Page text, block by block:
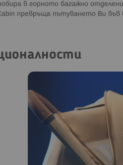
в горното багажно
превръща пътуването Ви във